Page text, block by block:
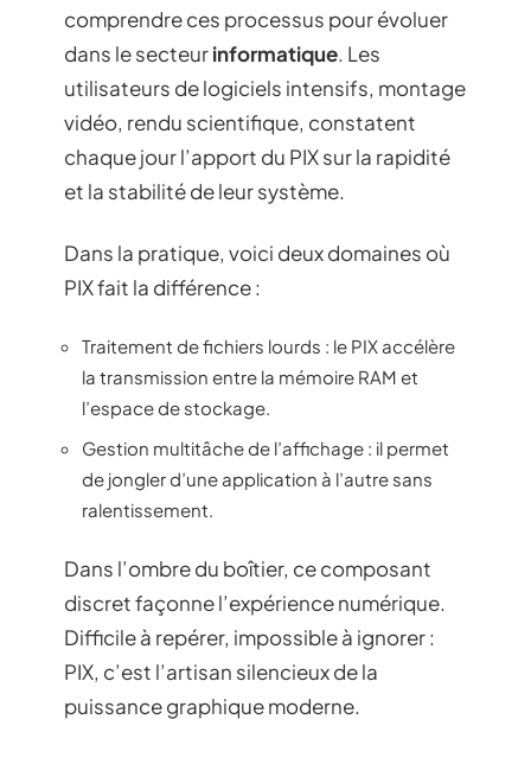
comprendre ces processus pour évoluer
dans le secteurinformatique. Les
utilisateurs de logiciels intensifs, montage
vidéo, rendu scientifique, constatent
chaque jour l’apport du PIX sur la rapidité
et la stabilité de leur système.
Dans la pratique, voici deux domaines où
PIX fait la différence :
Traitement de fichiers lourds : le PIX accélère
la transmission entre la mémoire RAM et
l’espace de stockage.
Gestion multitâche de l’affichage : il permet
de jongler d’une application à l’autre sans
ralentissement.
Dans l’ombre du boîtier, ce composant
discret façonne l’expérience numérique.
Difficile à repérer, impossible à ignorer :
PIX, c’est l’artisan silencieux de la
puissance graphique moderne.